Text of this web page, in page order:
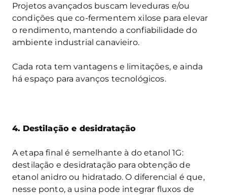
Projetos avançados buscam leveduras e/ou
condições que co-fermentem xilose para elevar
o rendimento, mantendo a confiabilidade do
ambiente industrial canavieiro.
Cada rota tem vantagens e limitações, e ainda
há espaço para avanços tecnológicos.
4. Destilação e desidratação
A etapa final é semelhante à do etanol 1G:
destilação e desidratação para obtenção de
etanol anidro ou hidratado. O diferencial é que,
nesse ponto, a usina pode integrar fluxos de